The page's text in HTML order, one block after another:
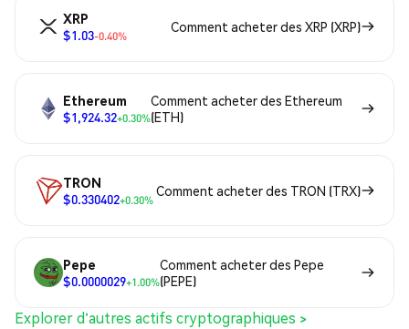
XRP
$1.03-0.40%
Comment acheter des XRP (XRP)
Ethereum
$1,924.32+0.30%
Comment acheter des Ethereum
(ETH)
TRON
$0.330402+0.30%
Comment acheter des TRON (TRX)
Pepe
$0.0000029+1.00%
Comment acheter des Pepe
(PEPE)
Explorer d'autres actifs cryptographiques >